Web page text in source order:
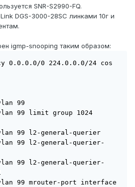
SNR-S2990-FQ.
DGS-3000-28SC линками 10г и
igmp-snooping таким образом:
0.0.0.0/0 224.0.0.0/24 cos
99
99 limit group 1024
99 l2-general-querier
99 l2-general-querier-
99 l2-general-querier-
99 mrouter-port interface